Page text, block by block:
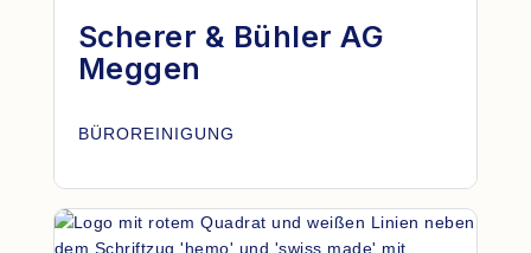
Scherer & Bühler AG
Meggen
BÜROREINIGUNG